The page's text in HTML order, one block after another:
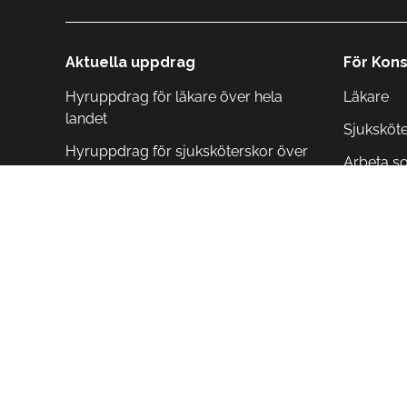
Aktuella uppdrag
Hyruppdrag för läkare över hela
landet
Hyruppdrag för sjuksköterskor över
För
Läkare
Arbeta